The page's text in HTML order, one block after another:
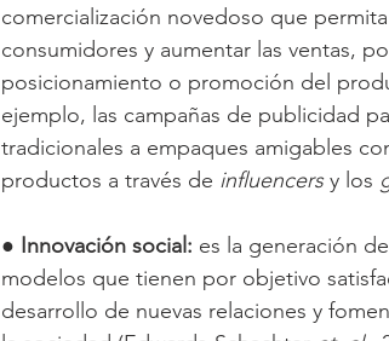
comercialización novedoso que
consumidores y aumentar las ventas,
posicionamiento o promoción del
ejemplo, las campañas de publicidad
tradicionales a empaques amigables
productos a través de influencers y los
● Innovación social: es la generación
modelos que tienen por objetivo
desarrollo de nuevas relaciones y